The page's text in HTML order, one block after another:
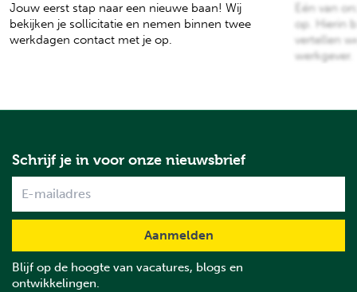
Jouw eerst stap naar een nieuwe baan! Wij
bekijken je sollicitatie en nemen binnen twee
werkdagen contact met je op.
Eén van
op. Hierin
vertellen
werkgever.
Schrijf je in voor onze nieuwsbrief
Blijf op de hoogte van vacatures, blogs en
ontwikkelingen.